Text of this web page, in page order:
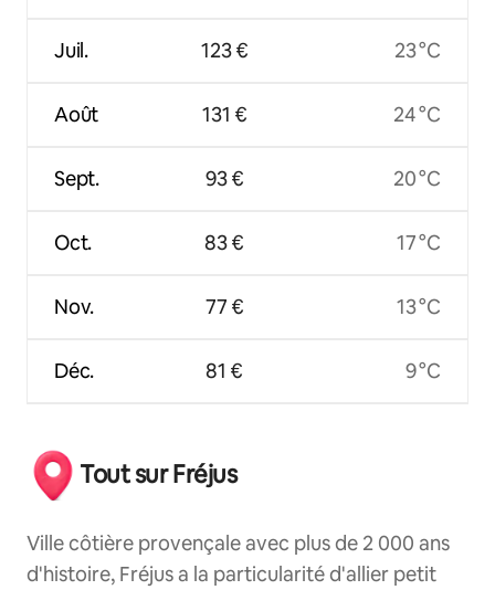
Juil.
Août
Sept.
Oct.
Nov.
Déc.
123 €
131 €
93 €
83 €
77 €
81 €
23 °C
24 °C
20 °C
17 °C
13 °C
9 °C
Tout sur Fréjus
Ville côtière provençale avec plus de 2 000 ans
d'histoire, Fréjus a la particularité d'allier petit